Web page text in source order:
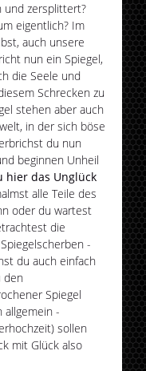
und zersplittert?
eigentlich? Im
auch unsere
nun ein Spiegel,
die Seele und
Schrecken zu
stehen aber auch
in der sich böse
du nun
beginnen Unheil
hier das Unglück
alle Teile des
oder du wartest
die
-
du auch einfach
den
Spiegel
allgemein -
sollen
mit Glück also